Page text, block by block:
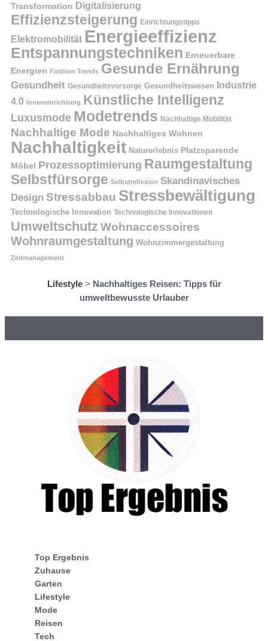
Transformation Digitalisierung
Effizienzsteigerung Einrichtungstipps
Elektromobilität Energieeffizienz
Entspannungstechniken Erneuerbare
Energien Fashion Trends Gesunde Ernährung
Gesundheit Gesundheitsvorsorge Gesundheitswesen
Industrie
4.0
Inneneinrichtung Künstliche Intelligenz
Luxusmode Modetrends Nachhaltige Mobilität
Nachhaltige Mode Nachhaltiges Wohnen
Nachhaltigkeit Naturerlebnis Platzsparende
Möbel
Prozessoptimierung Raumgestaltung
Selbstfürsorge Selbstreflexion Skandinavisches
Design Stressabbau Stressbewältigung
Technologische Innovation Technologische Innovationen
Umweltschutz Wohnaccessoires
Wohnraumgestaltung Wohnzimmergestaltung
Zeitmanagement
Lifestyle> Nachhaltiges Reisen: Tipps für
umweltbewusste Urlauber
Top Ergebnis
Zuhause
Garten
Lifestyle
Mode
Reisen
Tech